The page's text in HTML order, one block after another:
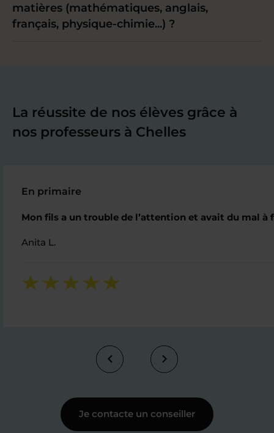
matières (mathématiques, anglais,
français, physique-chimie...) ?
La réussite de nos élèves grâce à
nos professeurs à Chelles
En primaire
Mon fils a un trouble de l’attention et avait du mal à
Anita L.
Je contacte un conseiller